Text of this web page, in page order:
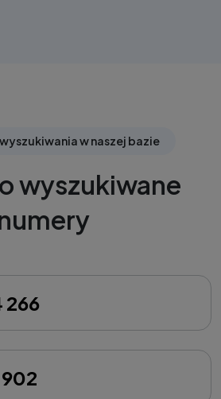
w naszej bazie
wyszukiwane
266